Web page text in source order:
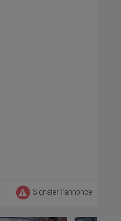
Signaler l'annonce